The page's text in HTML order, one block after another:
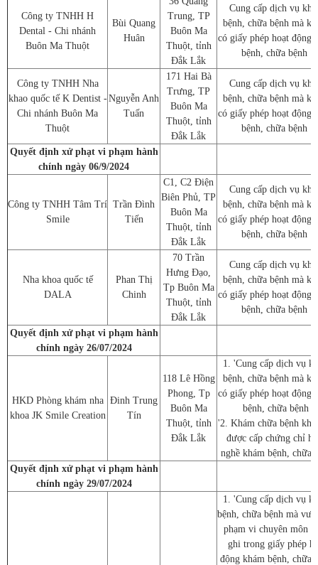
Công ty TNHH H
Dental - Chi nhánh
Buôn Ma Thuột
Bùi Quang
Huân
Trung, TP
Buôn Ma
Thuột, tỉnh
Đắk Lắk
Cung cấp dịch vụ
bệnh, chữa bệnh mà
có giấy phép hoạt động
bệnh, chữa bệnh
Công ty TNHH Nha
khao quốc tế K Dentist -
Chi nhánh Buôn Ma
Thuột
Nguyễn Anh
Tuấn
171 Hai Bà
Trưng, TP
Buôn Ma
Thuột, tỉnh
Đắk Lắk
Cung cấp dịch vụ
bệnh, chữa bệnh mà
có giấy phép hoạt động
bệnh, chữa bệnh
Quyết định xử phạt vi phạm hành
chính ngày 06/9/2024
Công ty TNHH Tâm Trí
Smile
Trần Đình
Tiến
C1, C2 Điện
Biên Phủ, TP
Buôn Ma
Thuột, tỉnh
Đắk Lắk
Cung cấp dịch vụ
bệnh, chữa bệnh mà
có giấy phép hoạt động
bệnh, chữa bệnh
Nha khoa quốc tế
DALA
Phan Thị
Chinh
70 Trần
Hưng Đạo,
Tp Buôn Ma
Thuột, tỉnh
Đắk Lắk
Cung cấp dịch vụ
bệnh, chữa bệnh mà
có giấy phép hoạt động
bệnh, chữa bệnh
Quyết định xử phạt vi phạm hành
chính ngày 26/07/2024
HKD Phòng khám nha
khoa JK Smile Creation
Đinh Trung
Tín
118 Lê Hồng
Phong, Tp
Buôn Ma
Thuột, tỉnh
Đắk Lắk
1. 'Cung cấp dịch vụ
bệnh, chữa bệnh mà
có giấy phép hoạt động
bệnh, chữa bệnh
'2. Khám chữa bệnh khi
được cấp chứng chỉ
nghề khám bệnh, chữa
Quyết định xử phạt vi phạm hành
chính ngày 29/07/2024
1. 'Cung cấp dịch vụ
bệnh, chữa bệnh mà
phạm vi chuyên môn
ghi trong giấy phép
động khám bệnh, chữa